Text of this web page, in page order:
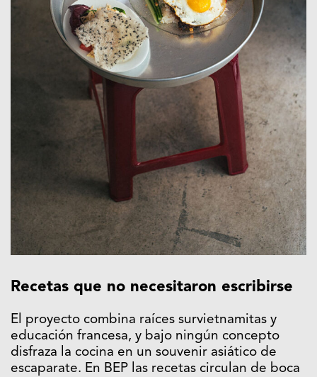
Recetas que no necesitaron escribirse
El proyecto combina raíces survietnamitas y
educación francesa, y bajo ningún concepto
disfraza la cocina en un souvenir asiático de
escaparate. En BEP las recetas circulan de boca